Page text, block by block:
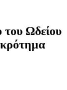
του Ωδείου